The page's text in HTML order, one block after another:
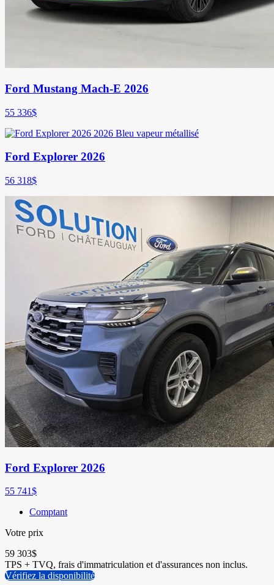
Ford Mustang Mach-E 2026
55 336$
Ford Explorer 2026
56 318$
Ford Explorer 2026
55 741$
Comptant
Votre prix
59 303$
TPS + TVQ, frais d'immatriculation et d'assurances non inclus.
Vérifiez la disponibilité